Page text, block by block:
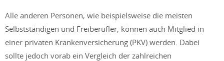
Alle anderen Personen, wie beispielsweise die meisten
Selbstständigen und Freiberufler, können auch Mitglied in
einer privaten Krankenversicherung (PKV) werden. Dabei
sollte jedoch vorab ein Vergleich der zahlreichen